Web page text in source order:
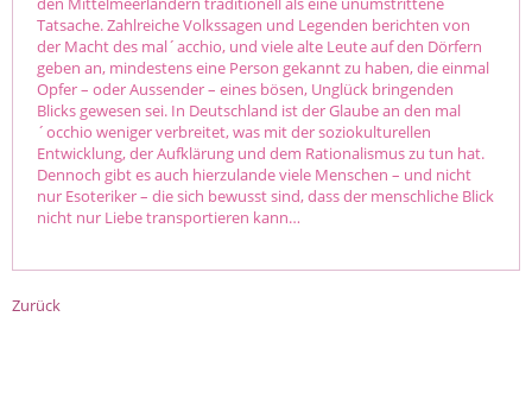
Tatsache. Zahlreiche Volkssagen und Legenden berichten von
der Macht des mal´acchio, und viele alte Leute auf den Dörfern
geben an, mindestens eine Person gekannt zu haben, die einmal
Opfer – oder Aussender – eines bösen, Unglück bringenden
Blicks gewesen sei. In Deutschland ist der Glaube an den mal
´occhio weniger verbreitet, was mit der soziokulturellen
Entwicklung, der Aufklärung und dem Rationalismus zu tun hat.
Dennoch gibt es auch hierzulande viele Menschen – und nicht
nur Esoteriker – die sich bewusst sind, dass der menschliche Blick
nicht nur Liebe transportieren kann…
Zurück